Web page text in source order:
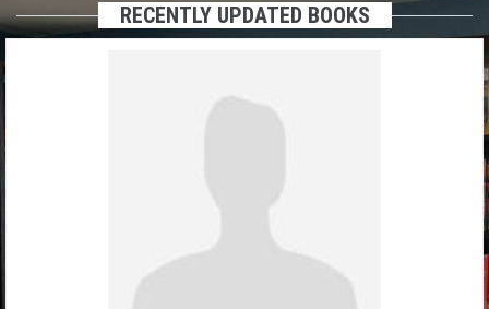
RECENTLY UPDATED BOOKS